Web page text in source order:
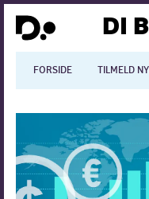
DI
FORSIDE TILMELD
Dansk økonomi
Digitalisering